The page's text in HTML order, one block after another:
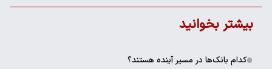
بیشتر بخوانید
کدام بانک‌ها در مسیر آینده هستند؟